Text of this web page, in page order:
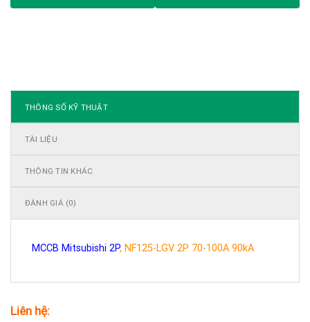
THÔNG SỐ KỸ THUẬT
TÀI LIỆU
THÔNG TIN KHÁC
ĐÁNH GIÁ (0)
MCCB Mitsubishi 2P, NF125-LGV 2P 70-100A 90kA
Liên hệ: